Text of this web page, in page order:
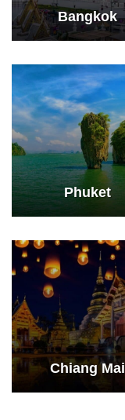
Bangkok
Phuket
Chiang Mai